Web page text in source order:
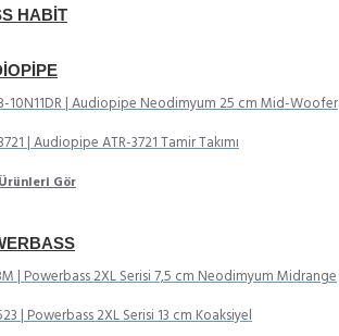
HABIT
10N11DR | Audiopipe Neodimyum 25 cm Mid-Woofer
| Audiopipe ATR-3721 Tamir Takımı
Gör
| Powerbass 2XL Serisi 7,5 cm Neodimyum Midrange
| Powerbass 2XL Serisi 13 cm Koaksiyel